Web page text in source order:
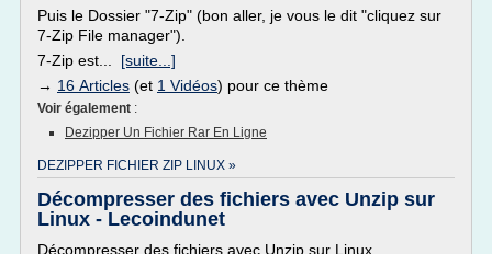
Puis le Dossier "7-Zip" (bon aller, je vous le dit "cliquez sur
7-Zip File manager").
7-Zip est... [suite...]
→ 16 Articles (et 1 Vidéos) pour ce thème
Voir également :
Dezipper Un Fichier Rar En Ligne
DEZIPPER FICHIER ZIP LINUX »
Décompresser des fichiers avec Unzip sur
Linux - Lecoindunet
Décompresser des fichiers avec Unzip sur Linux